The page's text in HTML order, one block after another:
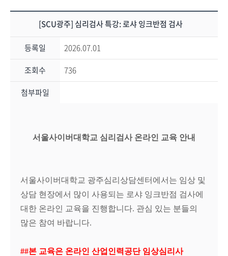
[SCU광주] 심리검사 특강: 로샤 잉크반점 검사
등록일
2026.07.01
조회수
736
첨부파일
서울사이버대학교 심리검사 온라인 교육 안내
서울사이버대학교 광주심리상담센터에서는 임상 및
상담 현장에서 많이 사용되는 로샤 잉크반점 검사에
대한 온라인 교육을 진행합니다. 관심 있는 분들의
많은 참여 바랍니다.
##본 교육은 온라인 산업인력공단 임상심리사